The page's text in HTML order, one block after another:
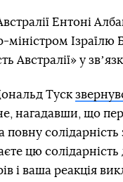
Ентоні
міністром
Австралії» у
Туск
нагадавши, що
цю
і ваша реакція